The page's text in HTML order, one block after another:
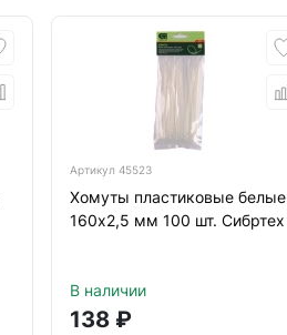
Артикул 45523
Хомуты пластиковые белые
160х2,5 мм 100 шт. Сибртех
В наличии
138₽